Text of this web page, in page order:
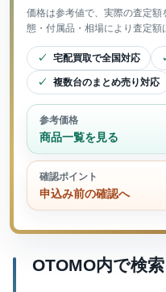
価格は参考値で、実際の査定
態・付属品・相場により査定額
宅配買取で全国対応
複数台のまとめ売り対応
参考価格
商品一覧を見る
確認ポイント
申込み前の確認へ
OTOMO内で検索